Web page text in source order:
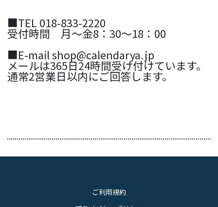
■TEL 018-833-2220
受付時間 月～金8：30～18：00
■E-mail shop@calendarya.jp
メールは365日24時間受け付けています。
通常2営業日以内にご回答します。
ご利用規約